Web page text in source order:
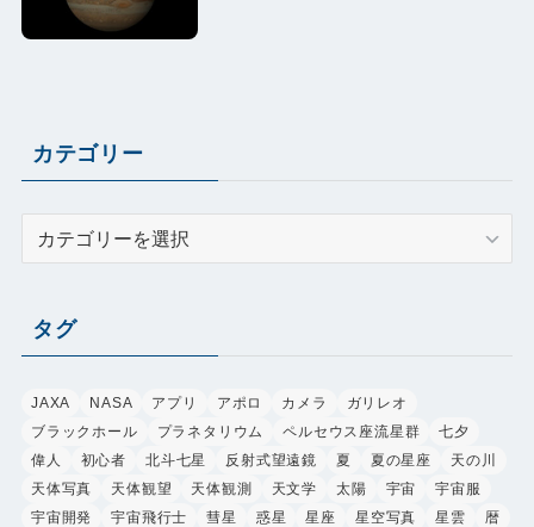
カテゴリー
ー
タグ
JAXA NASA アプリ アポロ カメラ
ガリレオ
ブラックホール
プラネタリウム ペルセウス座流星群
七夕
偉人
初心者 北斗七星 反射式望遠鏡 夏 夏の星座
天の川
天体写真
天体観望 天体観測 天文学 太陽 宇宙
宇宙服
宇宙開発
宇宙飛行士 彗星 惑星 星座 星空写真 星雲
暦